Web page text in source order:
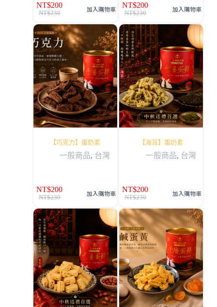
NT$230
NT$200 加入購物車 NT$230
NT$200 加入購物車
【巧克力】蛋奶素
一般商品, 台灣
NT$230
NT$200 加入購物車
【海苔】蛋奶素
一般商品, 台灣
NT$230
NT$200 加入購物車